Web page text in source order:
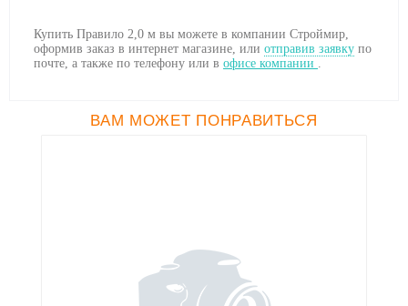
Купить Правило 2,0 м вы можете в компании Строймир,
оформив заказ в интернет магазине, или отправив заявку по
почте, а также по телефону или в офисе компании .
ВАМ МОЖЕТ ПОНРАВИТЬСЯ